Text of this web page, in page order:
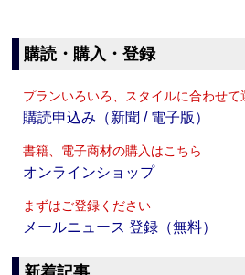
購読・購入・登録
プランいろいろ、スタイルに合わせて
購読申込み（新聞 / 電子版）
書籍、電子商材の購入はこちら
オンラインショップ
まずはご登録ください
メールニュース 登録（無料）